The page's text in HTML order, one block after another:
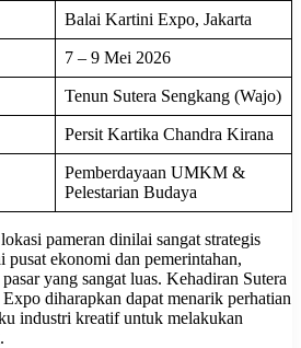
Balai Kartini Expo, Jakarta
7 – 9 Mei 2026
Tenun Sutera Sengkang (Wajo)
Persit Kartika Chandra Kirana
Pemberdayaan UMKM &
Pelestarian Budaya
pameran dinilai sangat strategis
pusat ekonomi dan pemerintahan,
yang sangat luas. Kehadiran Sutera
diharapkan dapat menarik perhatian
industri kreatif untuk melakukan